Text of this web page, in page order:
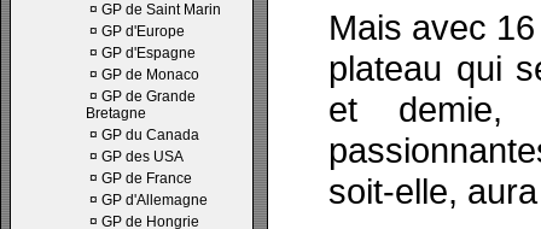
¤ GP de Saint Marin
¤ GP d'Europe
¤ GP d'Espagne
¤ GP de Monaco
¤ GP de Grande
Bretagne
¤ GP du Canada
¤ GP des USA
¤ GP de France
¤ GP d'Allemagne
¤ GP de Hongrie
Mais avec
plateau qui
et demie,
soit-elle,